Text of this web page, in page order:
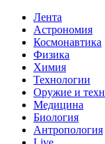
Лента
Астрономия
Космонавтика
Физика
Химия
Технологии
Оружие и
Медицина
Биология
Антропология